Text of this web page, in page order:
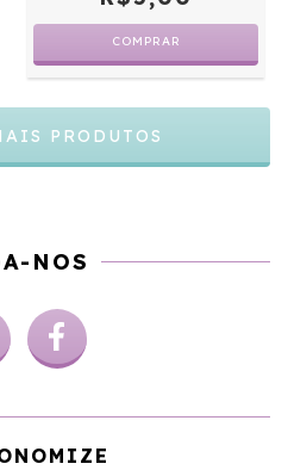
PRODUTOS
NOS